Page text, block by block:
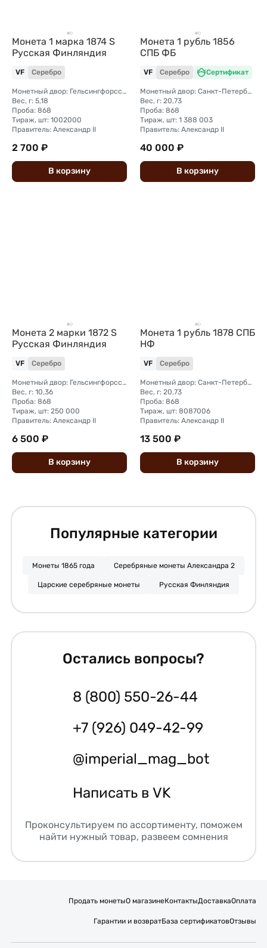
Монета 1 марка 1874 S
Русская Финляндия
VF Серебро
Монетный двор: Гельсингфорсский монетный двор (Финляндия)
Вес, г: 5,18
Проба: 868
Тираж, шт: 1002000
Правитель: Александр II
2 700 ₽
В корзину
Монета 1 рубль 1856
СПБ ФБ
VF Серебро Сертификат
Монетный двор: Санкт-Петербургский монетный двор
Вес, г: 20,73
Проба: 868
Тираж, шт: 1 388 003
Правитель: Александр II
40 000 ₽
В корзину
Монета 2 марки 1872 S
Русская Финляндия
VF Серебро
Монетный двор: Гельсингфорсский монетный двор (Финляндия)
Вес, г: 10,36
Проба: 868
Тираж, шт: 250 000
Правитель: Александр II
6 500 ₽
В корзину
Монета 1 рубль 1878 СПБ
НФ
VF Серебро
Монетный двор: Санкт-Петербургский монетный двор
Вес, г: 20,73
Проба: 868
Тираж, шт: 8087006
Правитель: Александр II
13 500 ₽
В корзину
Популярные категории
Монеты 1865 года Серебряные монеты Александра 2
Царские серебряные монеты Русская Финляндия
Остались вопросы?
8 (800) 550-26-44
+7 (926) 049-42-99
@imperial_mag_bot
Написать в VK
Проконсультируем по ассортименту, поможем
найти нужный товар, развеем сомнения
Продать монетыО магазинеКонтактыДоставкаОплата
Гарантии и возвратБаза сертификатовОтзывы